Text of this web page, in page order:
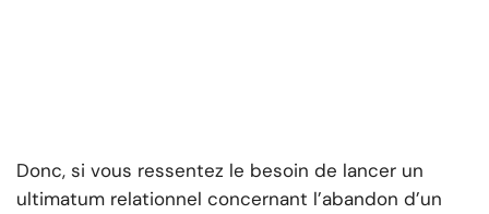
Donc, si vous ressentez le besoin de lancer un
ultimatum relationnel concernant l’abandon d’un